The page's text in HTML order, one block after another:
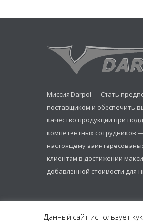
Миссия Darpol — Стать
поставщиком и обеспечить
качество продукции при
компетентных сотрудников
настоящему
клиентам в достижении
добавленной стоимости для
Данный сайт использует